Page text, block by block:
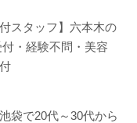
スタッフ】六本木の
・経験不問・美容
袋で20代～30代から